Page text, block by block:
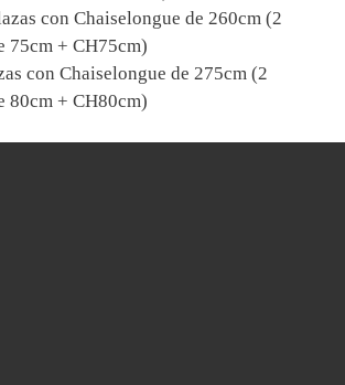
con Chaiselongue de 260cm (2
75cm + CH75cm)
con Chaiselongue de 275cm (2
80cm + CH80cm)